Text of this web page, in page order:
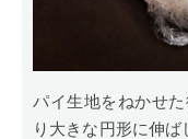
パイ生地をねかせ
り大きな円形に伸